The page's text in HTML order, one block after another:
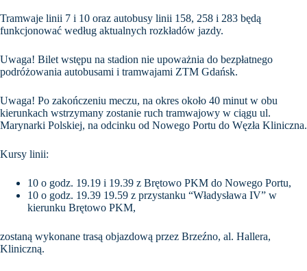
Tramwaje linii 7 i 10 oraz autobusy linii 158, 258 i 283 będą
funkcjonować według aktualnych rozkładów jazdy.
Uwaga! Bilet wstępu na stadion nie upoważnia do bezpłatnego
podróżowania autobusami i tramwajami ZTM Gdańsk.
Uwaga! Po zakończeniu meczu, na okres około 40 minut w obu
kierunkach wstrzymany zostanie ruch tramwajowy w ciągu ul.
Marynarki Polskiej, na odcinku od Nowego Portu do Węzła Kliniczna.
Kursy linii:
10 o godz. 19.19 i 19.39 z Brętowo PKM do Nowego Portu,
10 o godz. 19.39 19.59 z przystanku “Władysława IV” w
kierunku Brętowo PKM,
zostaną wykonane trasą objazdową przez Brzeźno, al. Hallera,
Kliniczną.